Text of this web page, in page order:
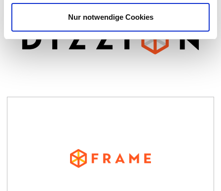
Nur notwendige Cookies
CONTACT US